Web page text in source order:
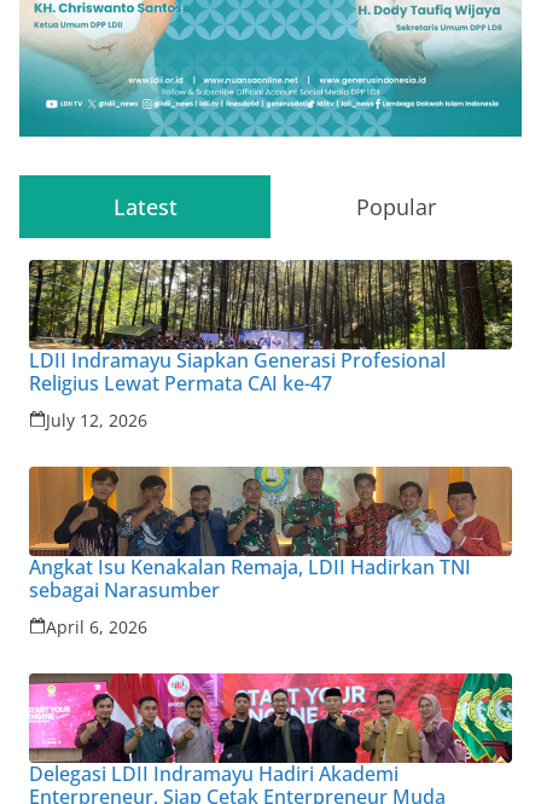
Latest Popular
LDII Indramayu Siapkan Generasi Profesional
Religius Lewat Permata CAI ke-47
July 12, 2026
Angkat Isu Kenakalan Remaja, LDII Hadirkan TNI
sebagai Narasumber
April 6, 2026
Delegasi LDII Indramayu Hadiri Akademi
Enterpreneur, Siap Cetak Enterpreneur Muda